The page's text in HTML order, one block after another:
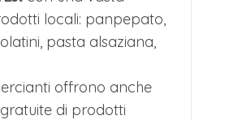
locali: panpepato,
pasta alsaziana,
offrono anche
di prodotti